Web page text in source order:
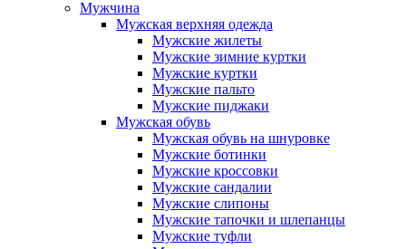
Мужчина
Мужская верхняя одежда
Мужские жилеты
Мужские зимние куртки
Мужские куртки
Мужские пальто
Мужские пиджаки
Мужская обувь
Мужская обувь на шнуровке
Мужские ботинки
Мужские кроссовки
Мужские сандалии
Мужские слипоны
Мужские тапочки и шлепанцы
Мужские туфли